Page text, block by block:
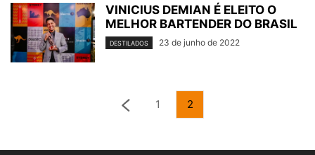
VINICIUS DEMIAN É ELEITO O
MELHOR BARTENDER DO BRASIL
DESTILADOS 23 de junho de 2022
1 2